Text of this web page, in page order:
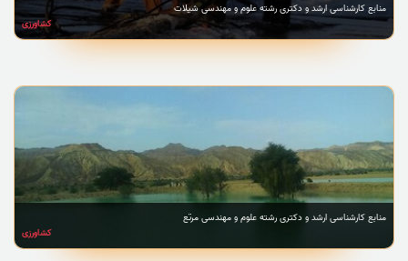
منابع کارشناسی ارشد و دکتری رشته علوم و مهندسی شیلات
کشاورزی
منابع کارشناسی ارشد و دکتری رشته علوم و مهندسی مرتع
کشاورزی